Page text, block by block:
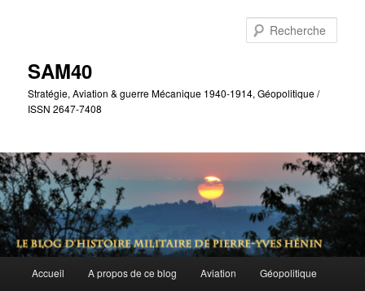
SAM40
Stratégie, Aviation & guerre Mécanique 1940-1914, Géopolitique /
ISSN 2647-7408
principal
Accueil A propos de ce blog Aviation Géopolitique